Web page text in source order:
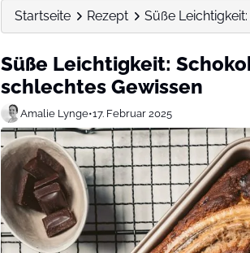
Startseite Rezept Süße
Süße Leichtigkeit:
schlechtes Gewissen
Amalie Lynge•17. Februar 2025